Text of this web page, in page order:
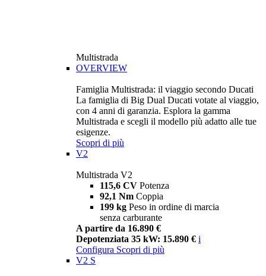
Multistrada
OVERVIEW
Famiglia Multistrada: il viaggio secondo Ducati
La famiglia di Big Dual Ducati votate al viaggio,
con 4 anni di garanzia. Esplora la gamma
Multistrada e scegli il modello più adatto alle tue
esigenze.
Scopri di più
V2
Multistrada V2
115,6 CV Potenza
92,1 Nm Coppia
199 kg Peso in ordine di marcia
senza carburante
A partire da 16.890 €
Depotenziata 35 kW: 15.890 € i
Configura Scopri di più
V2 S